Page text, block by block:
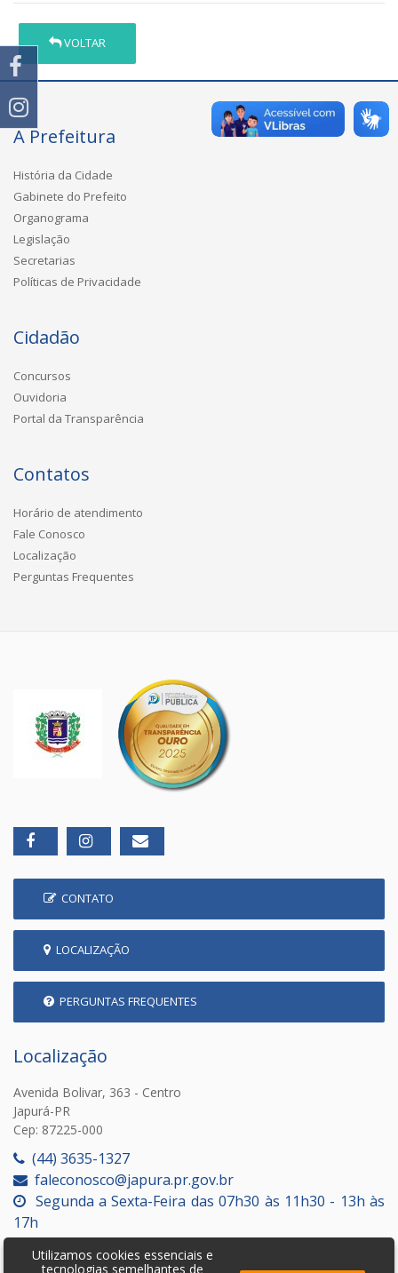
VOLTAR
A Prefeitura
História da Cidade
Gabinete do Prefeito
Organograma
Legislação
Secretarias
Políticas de Privacidade
Cidadão
Concursos
Ouvidoria
Portal da Transparência
Contatos
Horário de atendimento
Fale Conosco
Localização
Perguntas Frequentes
CONTATO
LOCALIZAÇÃO
PERGUNTAS FREQUENTES
Localização
Avenida Bolivar, 363 - Centro
Japurá-PR
Cep: 87225-000
(44) 3635-1327
faleconosco@japura.pr.gov.br
Segunda a Sexta-Feira das 07h30 às 11h30 - 13h às
17h
Utilizamos cookies essenciais e
tecnologias semelhantes de